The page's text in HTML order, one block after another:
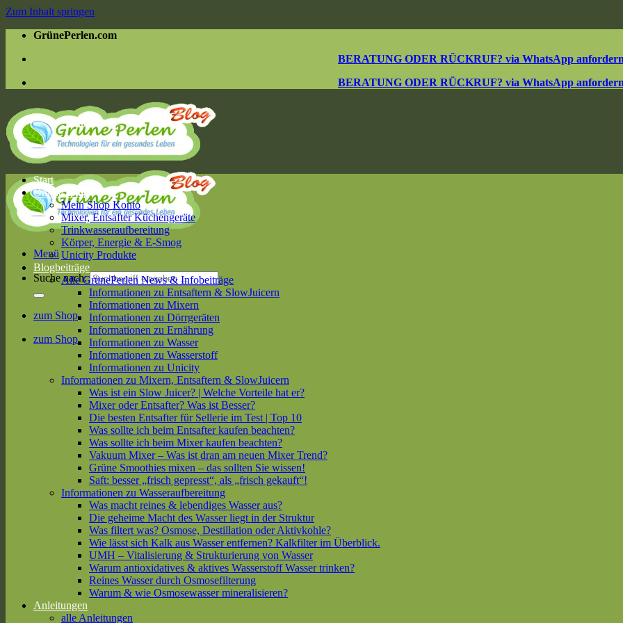
Zum Inhalt springen
GrünePerlen.com
BERATUNG ODER RÜCKRUF? via WhatsApp
BERATUNG ODER RÜCKRUF? via WhatsApp
Menü
Suche nach:
zum Shop
zum Shop
Start
Online Shop
Mein Shop Konto
Mixer, Entsafter Küchengeräte
Trinkwasseraufbereitung
Körper, Energie & E-Smog
Unicity Produkte
Blogbeiträge
Alle GrünePerlen News & Infobeiträge
Informationen zu Entsaftern & SlowJuicern
Informationen zu Mixern
Informationen zu Dörrgeräten
Informationen zu Ernährung
Informationen zu Wasser
Informationen zu Wasserstoff
Informationen zu Unicity
Informationen zu Mixern, Entsaftern & SlowJuicern
Was ist ein Slow Juicer? | Welche Vorteile hat er?
Mixer oder Entsafter? Was ist Besser?
Die besten Entsafter für Sellerie im Test | Top 10
Was sollte ich beim Entsafter kaufen beachten?
Was sollte ich beim Mixer kaufen beachten?
Vakuum Mixer – Was ist dran am neuen Mixer Trend?
Grüne Smoothies mixen – das sollten Sie wissen!
Saft: besser „frisch gepresst“, als „frisch gekauft“!
Informationen zu Wasseraufbereitung
Was macht reines & lebendiges Wasser aus?
Die geheime Macht des Wasser liegt in der Struktur
Was filtert was? Osmose, Destillation oder Aktivkohle?
Wie lässt sich Kalk aus Wasser entfernen? Kalkfilter im Überblick.
UMH – Vitalisierung & Strukturierung von Wasser
Warum antioxidatives & aktives Wasserstoff Wasser trinken?
Reines Wasser durch Osmosefilterung
Warum & wie Osmosewasser mineralisieren?
Anleitungen
alle Anleitungen